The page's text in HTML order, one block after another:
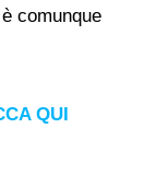
comunque
QUI